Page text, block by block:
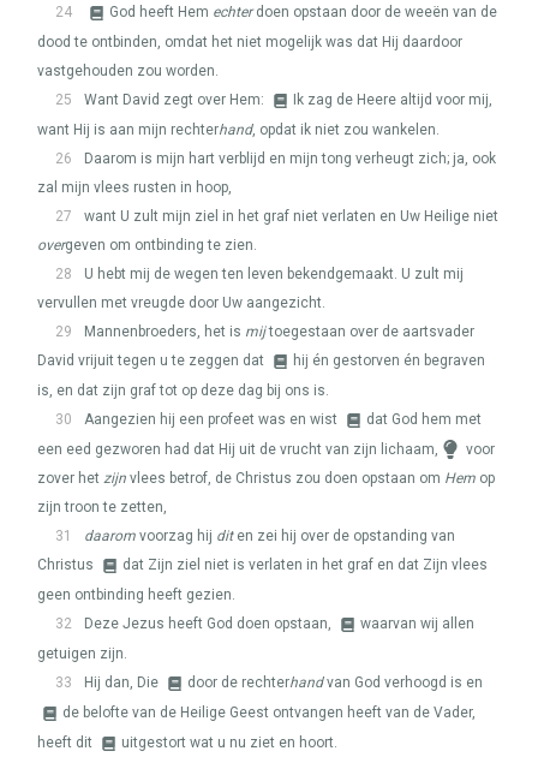
24
God heeft Hem echterdoen opstaan door de weeën van de
dood te ontbinden, omdat het niet mogelijk was dat Hij daardoor
vastgehouden zou worden.
25
Want David zegt over Hem:
Ik zag de Heere altijd voor mij,
want Hij is aan mijn rechterhand, opdat ik niet zou wankelen.
26
Daarom is mijn hart verblijd en mijn tong verheugt zich; ja, ook
zal mijn vlees rusten in hoop,
27
want U zult mijn ziel in het graf niet verlaten en Uw Heilige niet
overgeven om ontbinding te zien.
28
U hebt mij de wegen ten leven bekendgemaakt. U zult mij
vervullen met vreugde door Uw aangezicht.
29
Mannenbroeders, het is mijtoegestaan over de aartsvader
David vrijuit tegen u te zeggen dat
hij én gestorven én begraven
is, en dat zijn graf tot op deze dag bij ons is.
30
Aangezien hij een profeet was en wist
dat God hem met
een eed gezworen had dat Hij uit de vrucht van zijn lichaam,
voor
zover het zijn vlees betrof, de Christus zou doen opstaan om Hem op
zijn troon te zetten,
31
daarom voorzag hij diten zei hij over de opstanding van
Christus
dat Zijn ziel niet is verlaten in het graf en dat Zijn vlees
geen ontbinding heeft gezien.
32
Deze Jezus heeft God doen opstaan,
waarvan wij allen
getuigen zijn.
33
Hij dan, Die door de rechterhandvan God verhoogd is en
de belofte van de Heilige Geest ontvangen heeft van de Vader,
heeft dit
uitgestort wat u nu ziet en hoort.